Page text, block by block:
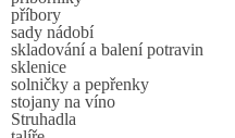
příbory
sady nádobí
skladování a balení potravin
sklenice
solničky a pepřenky
stojany na víno
Struhadla